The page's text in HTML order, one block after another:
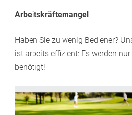
Arbeitskräftemangel
Haben Sie zu wenig Bediener?
ist arbeits effizient: Es werden
benötigt!